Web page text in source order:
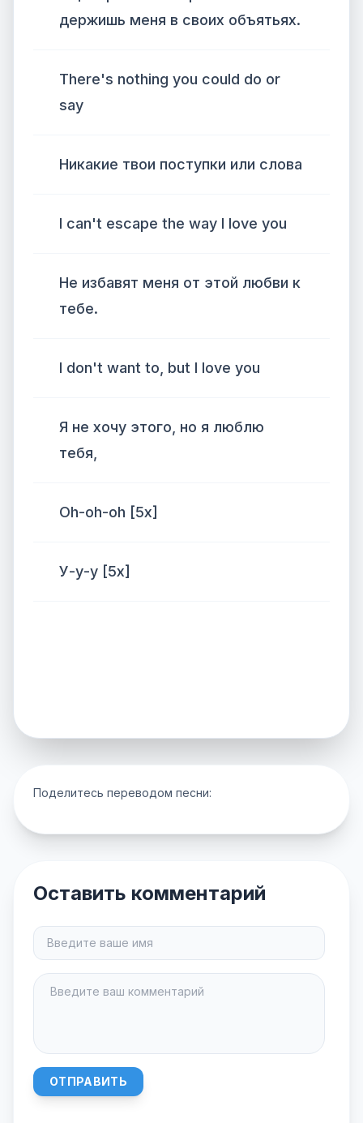
держишь меня в своих объятьях.
There's nothing you could do or
say
Никакие твои поступки или слова
I can't escape the way I love you
Не избавят меня от этой любви к
тебе.
I don't want to, but I love you
Я не хочу этого, но я люблю
тебя,
Oh-oh-oh [5x]
У-у-у [5x]
Поделитесь переводом песни:
Оставить комментарий
ОТПРАВИТЬ